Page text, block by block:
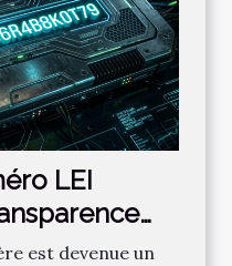
LEI
est devenue un